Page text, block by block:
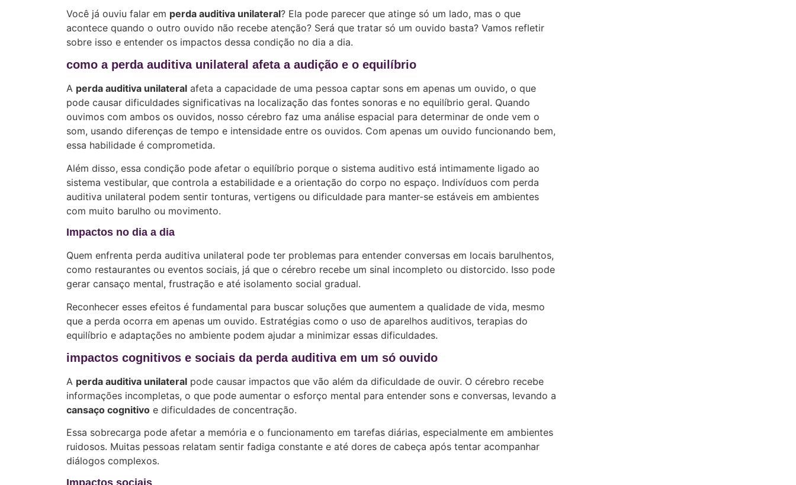
Você já ouviu falar em perda auditiva unilateral? Ela pode parecer que atinge só um lado, mas o que
acontece quando o outro ouvido não recebe atenção? Será que tratar só um ouvido basta? Vamos refletir
sobre isso e entender os impactos dessa condição no dia a dia.
como a perda auditiva unilateral afeta a audição e o equilíbrio
A perda auditiva unilateral afeta a capacidade de uma pessoa captar sons em apenas um ouvido, o que
pode causar dificuldades significativas na localização das fontes sonoras e no equilíbrio geral. Quando
ouvimos com ambos os ouvidos, nosso cérebro faz uma análise espacial para determinar de onde vem o
som, usando diferenças de tempo e intensidade entre os ouvidos. Com apenas um ouvido funcionando bem,
essa habilidade é comprometida.
Além disso, essa condição pode afetar o equilíbrio porque o sistema auditivo está intimamente ligado ao
sistema vestibular, que controla a estabilidade e a orientação do corpo no espaço. Indivíduos com perda
auditiva unilateral podem sentir tonturas, vertigens ou dificuldade para manter-se estáveis em ambientes
com muito barulho ou movimento.
Impactos no dia a dia
Quem enfrenta perda auditiva unilateral pode ter problemas para entender conversas em locais barulhentos,
como restaurantes ou eventos sociais, já que o cérebro recebe um sinal incompleto ou distorcido. Isso pode
gerar cansaço mental, frustração e até isolamento social gradual.
Reconhecer esses efeitos é fundamental para buscar soluções que aumentem a qualidade de vida, mesmo
que a perda ocorra em apenas um ouvido. Estratégias como o uso de aparelhos auditivos, terapias do
equilíbrio e adaptações no ambiente podem ajudar a minimizar essas dificuldades.
impactos cognitivos e sociais da perda auditiva em um só ouvido
A perda auditiva unilateral pode causar impactos que vão além da dificuldade de ouvir. O cérebro recebe
informações incompletas, o que pode aumentar o esforço mental para entender sons e conversas, levando a
cansaço cognitivo e dificuldades de concentração.
Essa sobrecarga pode afetar a memória e o funcionamento em tarefas diárias, especialmente em ambientes
ruidosos. Muitas pessoas relatam sentir fadiga constante e até dores de cabeça após tentar acompanhar
diálogos complexos.
Impactos sociais